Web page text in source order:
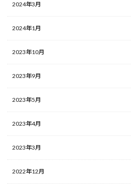
2024年3月
2024年1月
2023年10月
2023年9月
2023年5月
2023年4月
2023年3月
2022年12月